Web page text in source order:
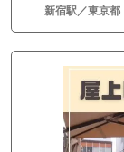
新宿駅／東京都